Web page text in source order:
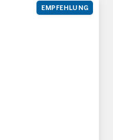
EMPFEHLUNG